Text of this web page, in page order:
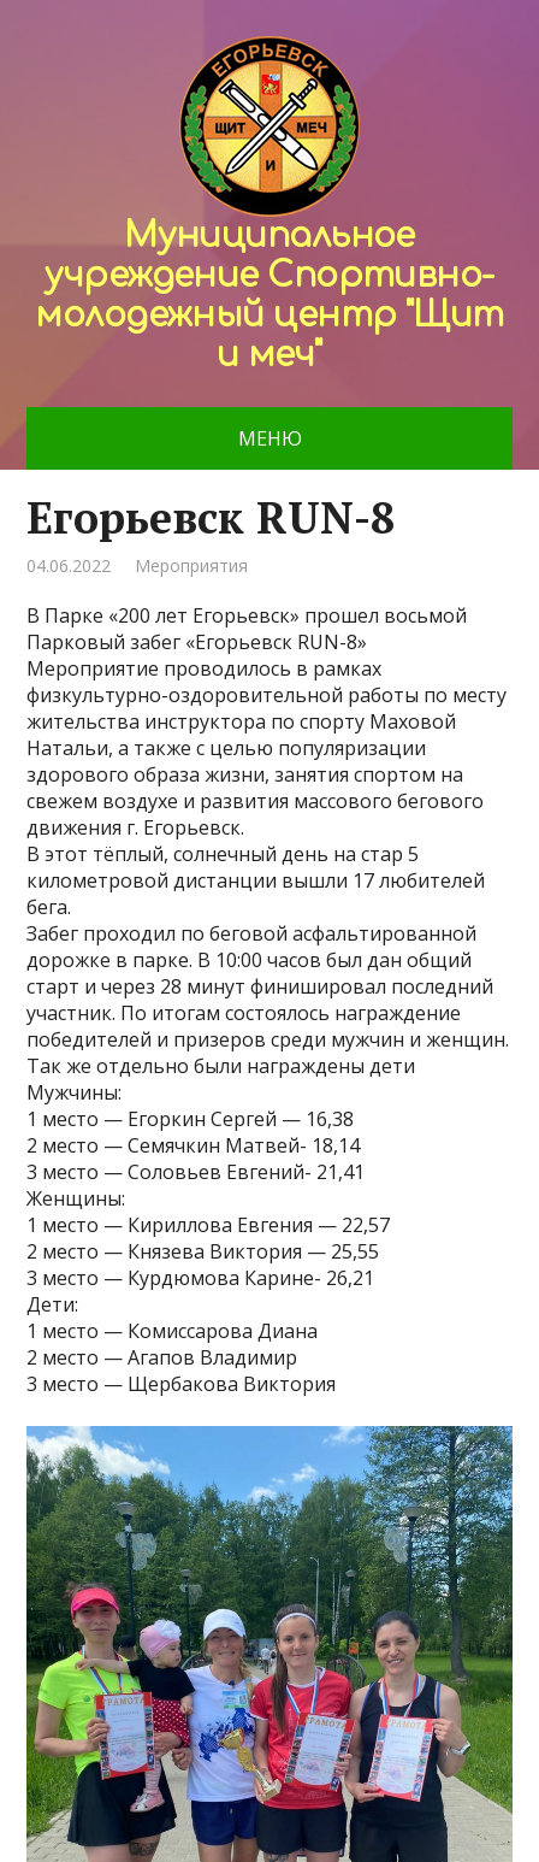
Муниципальное
учреждение Спортивно-
молодежный центр "Щит
и меч"
МЕНЮ
Егорьевск RUN-8
04.06.2022 Мероприятия
В Парке «200 лет Егорьевск» прошел восьмой
Парковый забег «Егорьевск RUN-8»
Мероприятие проводилось в рамках
физкультурно-оздоровительной работы по месту
жительства инструктора по спорту Маховой
Натальи, а также с целью популяризации
здорового образа жизни, занятия спортом на
свежем воздухе и развития массового бегового
движения г. Егорьевск.
В этот тёплый, солнечный день на стар 5
километровой дистанции вышли 17 любителей
бега.
Забег проходил по беговой асфальтированной
дорожке в парке. В 10:00 часов был дан общий
старт и через 28 минут финишировал последний
участник. По итогам состоялось награждение
победителей и призеров среди мужчин и женщин.
Так же отдельно были награждены дети
Мужчины:
1 место — Егоркин Сергей — 16,38
2 место — Семячкин Матвей- 18,14
3 место — Соловьев Евгений- 21,41
Женщины:
1 место — Кириллова Евгения — 22,57
2 место — Князева Виктория — 25,55
3 место — Курдюмова Карине- 26,21
Дети:
1 место — Комиссарова Диана
2 место — Агапов Владимир
3 место — Щербакова Виктория